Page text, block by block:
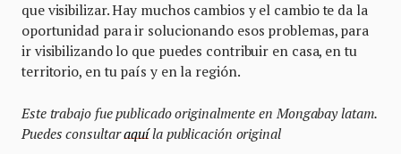
que visibilizar. Hay muchos cambios y el cambio te da la
oportunidad para ir solucionando esos problemas, para
ir visibilizando lo que puedes contribuir en casa, en tu
territorio, en tu país y en la región.
Este trabajo fue publicado originalmente en Mongabay latam.
Puedes consultaraquíla publicación original